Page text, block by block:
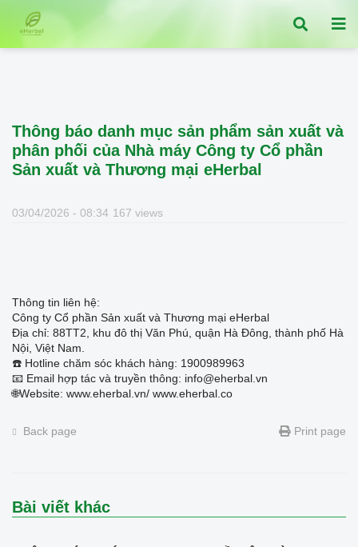
Thông báo danh mục sản phẩm sản xuất và
phân phối của Nhà máy Công ty Cổ phần
Sản xuất và Thương mại eHerbal
03/04/2026 - 08:34 167 views
Thông tin liên hệ:
Công ty Cổ phần Sản xuất và Thương mại eHerbal
Địa chỉ: 88TT2, khu đô thị Văn Phú, quận Hà Đông, thành phố Hà
Nội, Việt Nam.
☎️ Hotline chăm sóc khách hàng: 1900989963
📧 Email hợp tác và truyền thông: info@eherbal.vn
🌐Website: www.eherbal.vn/ www.eherbal.co
Back page Print page
Bài viết khác